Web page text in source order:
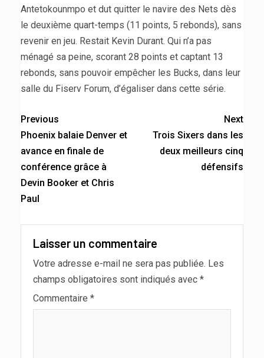
Antetokounmpo et dut quitter le navire des Nets dès
le deuxième quart-temps (11 points, 5 rebonds), sans
revenir en jeu. Restait Kevin Durant. Qui n’a pas
ménagé sa peine, scorant 28 points et captant 13
rebonds, sans pouvoir empêcher les Bucks, dans leur
salle du Fiserv Forum, d’égaliser dans cette série.
Previous
Phoenix balaie Denver et
avance en finale de
conférence grâce à
Devin Booker et Chris
Paul
Next
Trois Sixers dans les
deux meilleurs cinq
défensifs
Laisser un commentaire
Votre adresse e-mail ne sera pas publiée. Les
champs obligatoires sont indiqués avec *
Commentaire *